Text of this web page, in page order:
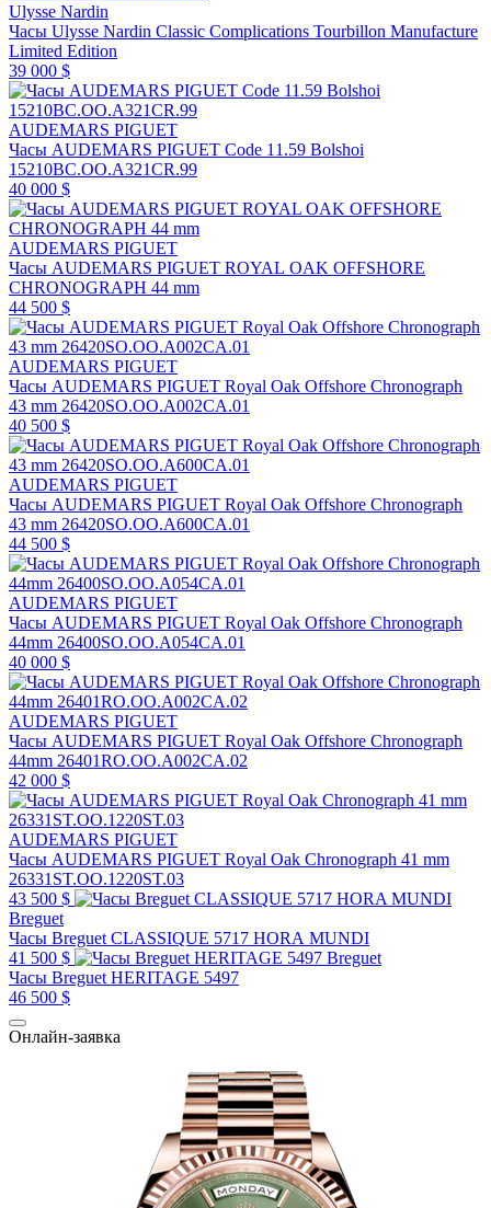
Ulysse Nardin
Часы Ulysse Nardin Classic Complications Tourbillon Manufacture
Limited Edition
39 000 $
AUDEMARS PIGUET
Часы AUDEMARS PIGUET Code 11.59 Bolshoi
15210BC.OO.A321CR.99
40 000 $
AUDEMARS PIGUET
Часы AUDEMARS PIGUET ROYAL OAK OFFSHORE
CHRONOGRAPH 44 mm
44 500 $
AUDEMARS PIGUET
Часы AUDEMARS PIGUET Royal Oak Offshore Chronograph
43 mm 26420SO.OO.A002CA.01
40 500 $
AUDEMARS PIGUET
Часы AUDEMARS PIGUET Royal Oak Offshore Chronograph
43 mm 26420SO.OO.A600CA.01
44 500 $
AUDEMARS PIGUET
Часы AUDEMARS PIGUET Royal Oak Offshore Chronograph
44mm 26400SO.OO.A054CA.01
40 000 $
AUDEMARS PIGUET
Часы AUDEMARS PIGUET Royal Oak Offshore Chronograph
44mm 26401RO.OO.A002CA.02
42 000 $
AUDEMARS PIGUET
Часы AUDEMARS PIGUET Royal Oak Chronograph 41 mm
26331ST.OO.1220ST.03
43 500 $
Breguet
Часы Breguet CLASSIQUE 5717 HORA MUNDI
41 500 $
Breguet
Часы Breguet HERITAGE 5497
46 500 $
Онлайн-заявка